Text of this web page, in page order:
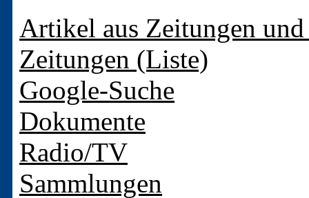
Artikel aus Zeitungen
Zeitungen (Liste)
Google-Suche
Dokumente
Radio/TV
Sammlungen